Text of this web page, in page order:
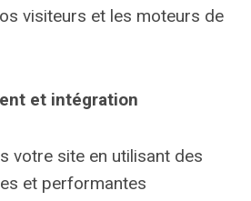
visiteurs et les moteurs de
et intégration
votre site en utilisant des
et performantes